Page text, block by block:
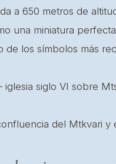
a 650 metros de
una miniatura
de los símbolos más
del Mtkvari